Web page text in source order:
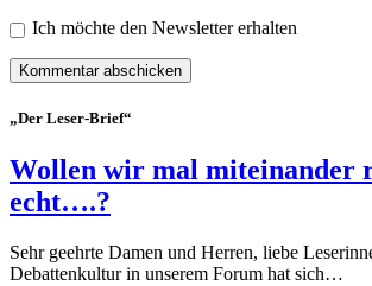
Ich möchte den Newsletter erhalten
„Der Leser-Brief“
Wollen wir mal miteinander
echt….?
Sehr geehrte Damen und Herren, liebe
Debattenkultur in unserem Forum hat sich…